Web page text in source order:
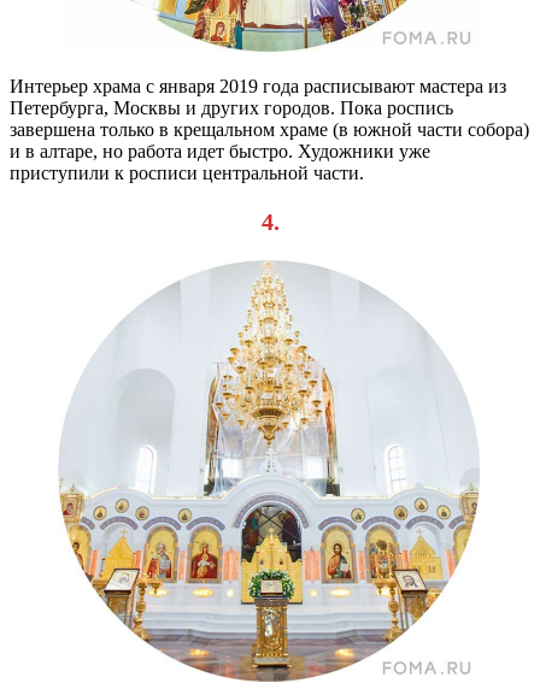
Интерьер храма с января 2019 года расписывают мастера из
Петербурга, Москвы и других городов. Пока роспись
завершена только в крещальном храме (в южной части собора)
и в алтаре, но работа идет быстро. Художники уже
приступили к росписи центральной части.
4.